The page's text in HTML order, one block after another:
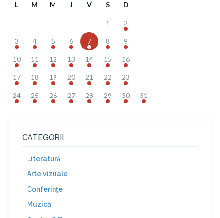
L M M J V S D
1 2
3 4 5 6 7 8 9
10 11 12 13 14 15 16
17 18 19 20 21 22 23
24 25 26 27 28 29 30 31
CATEGORII
Literatură
Arte vizuale
Conferinţe
Muzică